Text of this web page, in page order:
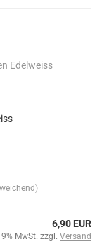
6,90 EUR
MwSt. zzgl. Versand